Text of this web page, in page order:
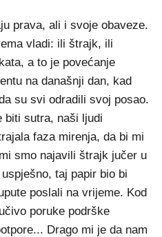
prava, ali i svoje obaveze.
vladi: ili štrajk, ili
a to je povećanje
na današnji dan, kad
su svi odradili svoj posao.
biti sutra, naši ljudi
faza mirenja, da bi mi
smo najavili štrajk jučer u
taj papir bio bi
poslali na vrijeme. Kod
poruke podrške
Drago mi je da nam